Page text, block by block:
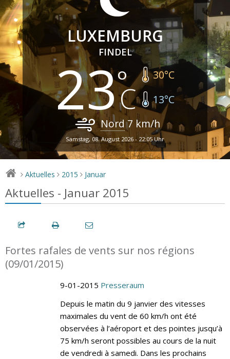
LUXEMBURG
FINDEL
23 30°C
13°C
Nord7 km/h
Samstag, 08. August 2026 - 22:05 Uhr
> Aktuelles > 2015 > Januar
Aktuelles - Januar 2015
Fortes rafales de vents sur nos régions
(09/01/2015)
9-01-2015 Presseraum
Depuis le matin du 9 janvier des vitesses
maximales du vent de 60 km/h ont été
observées à l’aéroport et des pointes jusqu’à
75 km/h seront possibles au cours de la nuit
de vendredi à samedi. Dans les prochains